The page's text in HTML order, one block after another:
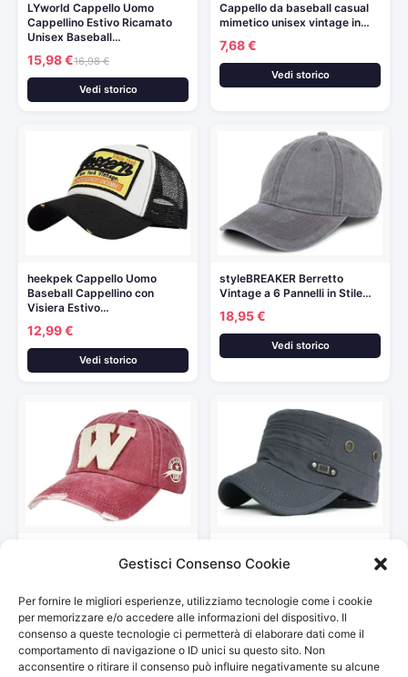
Gestisci Consenso Cookie
Per fornire le migliori esperienze, utilizziamo tecnologie come i cookie
per memorizzare e/o accedere alle informazioni del dispositivo. Il
consenso a queste tecnologie ci permetterà di elaborare dati come il
comportamento di navigazione o ID unici su questo sito. Non
acconsentire o ritirare il consenso può influire negativamente su alcune
LYworld Cappello Uomo
Cappellino Estivo Ricamato
Unisex Baseball…
15,98 €16,98 €
Vedi storico
Cappello da baseball casual
mimetico unisex vintage in…
7,68 €
Vedi storico
heekpek Cappello Uomo
Baseball Cappellino con
Visiera Estivo…
12,99 €
Vedi storico
styleBREAKER Berretto
Vintage a 6 Pannelli in Stile…
18,95 €
Vedi storico
Visiera da Baseball Hip-Hop…
Vedi storico
da baseball unisex vintage…
Vedi storico